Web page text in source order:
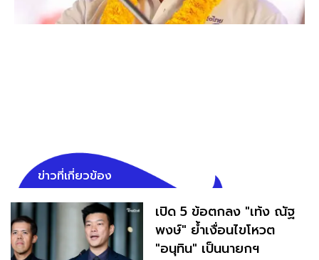
ข่าวที่เกี่ยวข้อง
เปิด 5 ข้อตกลง "เท้ง ณัฐ
พงษ์" ย้ำเงื่อนไขโหวต
"อนุทิน" เป็นนายกฯ